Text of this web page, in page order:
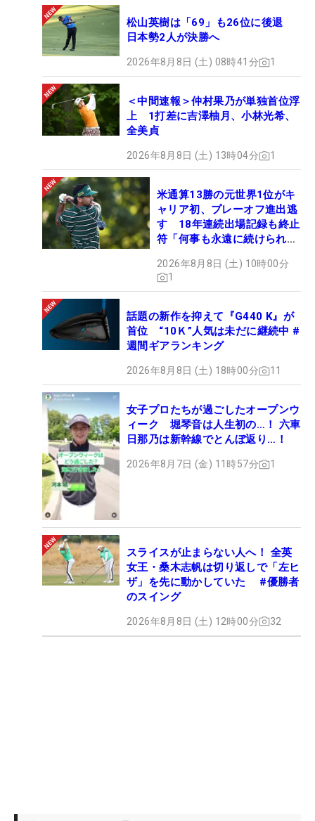
松山英樹は「69」も26位に後退
日本勢2人が決勝へ
2026年8月8日 (土) 08時41分 1
＜中間速報＞仲村果乃が単独首位浮
上 1打差に吉澤柚月、小林光希、
全美貞
2026年8月8日 (土) 13時04分 1
米通算13勝の元世界1位がキ
ャリア初、プレーオフ進出逃
す 18年連続出場記録も終止
符「何事も永遠に続けられな
2026年8月8日 (土) 10時00分
1
話題の新作を抑えて『G440 K』が
首位 “10Ｋ”人気は未だに継続中 #
週間ギアランキング
2026年8月8日 (土) 18時00分 11
女子プロたちが過ごしたオープンウ
ィーク 堀琴音は人生初の…！ 六車
日那乃は新幹線でとんぼ返り…！
2026年8月7日 (金) 11時57分 1
スライスが止まらない人へ！ 全英
女王・桑木志帆は切り返しで「左ヒ
ザ」を先に動かしていた #優勝者
のスイング
2026年8月8日 (土) 12時00分 32